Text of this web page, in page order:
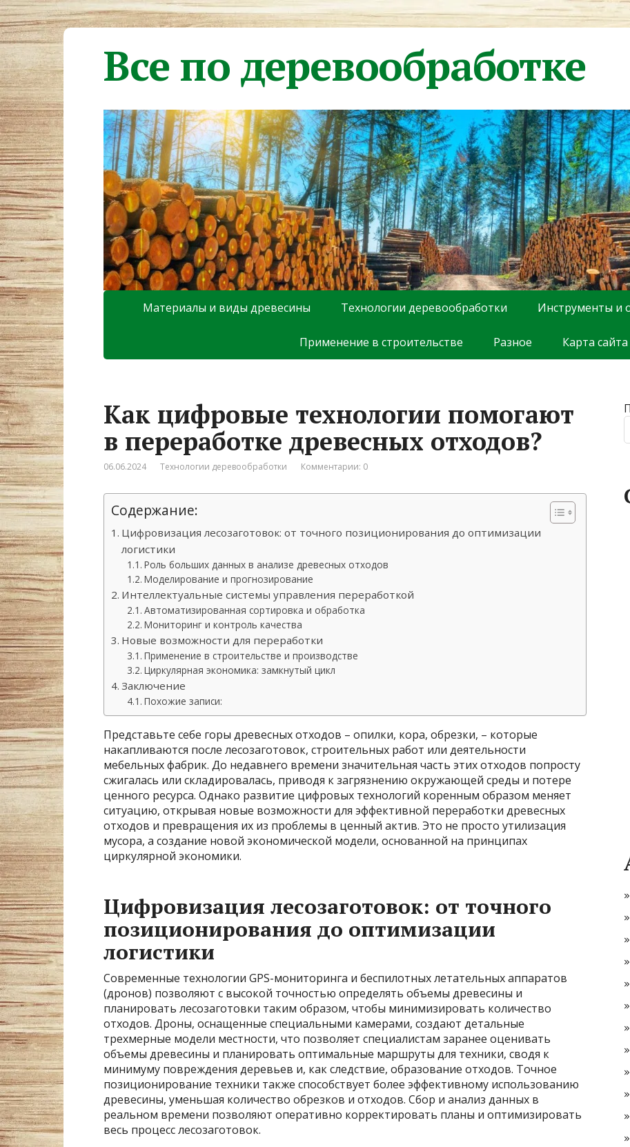
Все по деревообработке
Материалы и виды древесины Технологии деревообработки Инструменты и
Применение в строительстве Разное Карта сайта
Как цифровые технологии помогают
в переработке древесных отходов?
06.06.2024 Технологии деревообработки Комментарии: 0
Содержание:
Цифровизация лесозаготовок: от точного позиционирования до оптимизации
логистики
Роль больших данных в анализе древесных отходов
Моделирование и прогнозирование
Интеллектуальные системы управления переработкой
Автоматизированная сортировка и обработка
Мониторинг и контроль качества
Новые возможности для переработки
Применение в строительстве и производстве
Циркулярная экономика: замкнутый цикл
Заключение
Похожие записи:
Представьте себе горы древесных отходов – опилки, кора, обрезки, – которые
накапливаются после лесозаготовок, строительных работ или деятельности
мебельных фабрик. До недавнего времени значительная часть этих отходов попросту
сжигалась или складировалась, приводя к загрязнению окружающей среды и потере
ценного ресурса. Однако развитие цифровых технологий коренным образом меняет
ситуацию, открывая новые возможности для эффективной переработки древесных
отходов и превращения их из проблемы в ценный актив. Это не просто утилизация
мусора, а создание новой экономической модели, основанной на принципах
циркулярной экономики.
Цифровизация лесозаготовок: от точного
позиционирования до оптимизации
логистики
Современные технологии GPS-мониторинга и беспилотных летательных аппаратов
(дронов) позволяют с высокой точностью определять объемы древесины и
планировать лесозаготовки таким образом, чтобы минимизировать количество
отходов. Дроны, оснащенные специальными камерами, создают детальные
трехмерные модели местности, что позволяет специалистам заранее оценивать
объемы древесины и планировать оптимальные маршруты для техники, сводя к
минимуму повреждения деревьев и, как следствие, образование отходов. Точное
позиционирование техники также способствует более эффективному использованию
древесины, уменьшая количество обрезков и отходов. Сбор и анализ данных в
реальном времени позволяют оперативно корректировать планы и оптимизировать
весь процесс лесозаготовок.